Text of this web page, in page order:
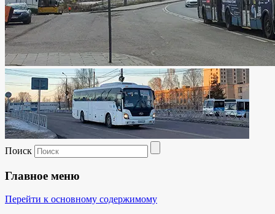
Поиск
Главное меню
Перейти к основному содержимому